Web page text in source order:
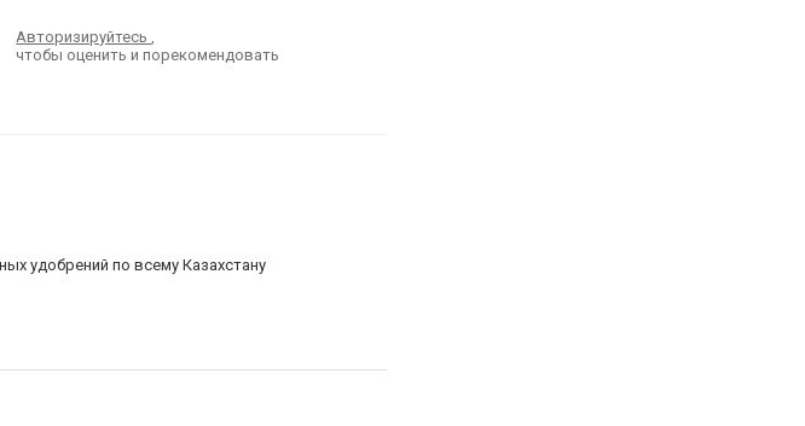
Авторизируйтесь,
чтобы оценить и порекомендовать
удобрений по всему Казахстану